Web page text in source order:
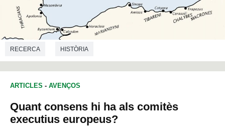
RECERCA HISTÒRIA
ARTICLES - AVENÇOS
Quant consens hi ha als comitès
executius europeus?